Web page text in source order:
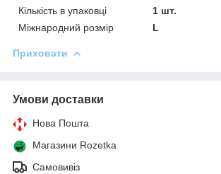
Кількість в упаковці
1 шт.
Міжнародний розмір
L
Приховати
Умови доставки
Нова Пошта
Магазини Rozetka
Самовивіз